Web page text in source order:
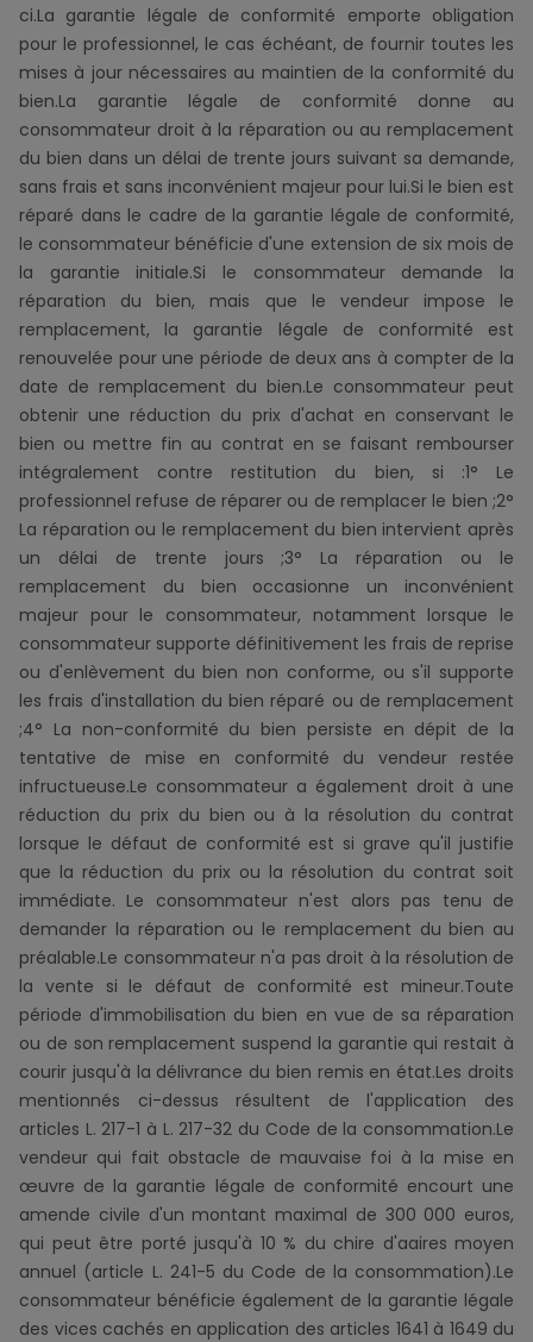
ci.La garantie légale de conformité emporte obligation
pour le professionnel, le cas échéant, de fournir toutes les
mises à jour nécessaires au maintien de la conformité du
bien.La garantie légale de conformité donne au
consommateur droit à la réparation ou au remplacement
du bien dans un délai de trente jours suivant sa demande,
sans frais et sans inconvénient majeur pour lui.Si le bien est
réparé dans le cadre de la garantie légale de conformité,
le consommateur bénéficie d'une extension de six mois de
la garantie initiale.Si le consommateur demande la
réparation du bien, mais que le vendeur impose le
remplacement, la garantie légale de conformité est
renouvelée pour une période de deux ans à compter de la
date de remplacement du bien.Le consommateur peut
obtenir une réduction du prix d'achat en conservant le
bien ou mettre fin au contrat en se faisant rembourser
intégralement contre restitution du bien, si :1° Le
professionnel refuse de réparer ou de remplacer le bien ;2°
La réparation ou le remplacement du bien intervient après
un délai de trente jours ;3° La réparation ou le
remplacement du bien occasionne un inconvénient
majeur pour le consommateur, notamment lorsque le
consommateur supporte définitivement les frais de reprise
ou d'enlèvement du bien non conforme, ou s'il supporte
les frais d'installation du bien réparé ou de remplacement
;4° La non-conformité du bien persiste en dépit de la
tentative de mise en conformité du vendeur restée
infructueuse.Le consommateur a également droit à une
réduction du prix du bien ou à la résolution du contrat
lorsque le défaut de conformité est si grave qu'il justifie
que la réduction du prix ou la résolution du contrat soit
immédiate. Le consommateur n'est alors pas tenu de
demander la réparation ou le remplacement du bien au
préalable.Le consommateur n'a pas droit à la résolution de
la vente si le défaut de conformité est mineur.Toute
période d'immobilisation du bien en vue de sa réparation
ou de son remplacement suspend la garantie qui restait à
courir jusqu'à la délivrance du bien remis en état.Les droits
mentionnés ci-dessus résultent de l'application des
articles L. 217-1 à L. 217-32 du Code de la consommation.Le
vendeur qui fait obstacle de mauvaise foi à la mise en
œuvre de la garantie légale de conformité encourt une
amende civile d'un montant maximal de 300 000 euros,
qui peut être porté jusqu'à 10 % du chire d'aaires moyen
annuel (article L. 241-5 du Code de la consommation).Le
consommateur bénéficie également de la garantie légale
des vices cachés en application des articles 1641 à 1649 du